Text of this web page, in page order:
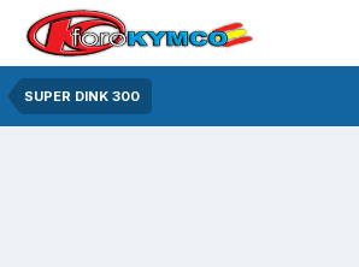
SUPER DINK 300